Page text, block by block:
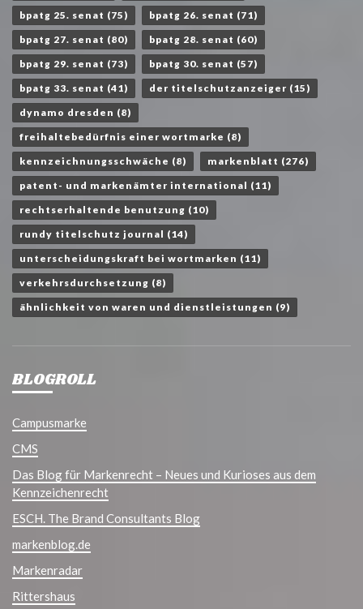
bpatg 25. senat (75) bpatg 26. senat (71)
bpatg 27. senat (80) bpatg 28. senat (60)
bpatg 29. senat (73) bpatg 30. senat (57)
bpatg 33. senat (41) der titelschutzanzeiger (15)
dynamo dresden (8)
freihaltebedürfnis einer wortmarke (8)
kennzeichnungsschwäche (8) markenblatt (276)
patent- und markenämter international (11)
rechtserhaltende benutzung (10)
rundy titelschutz journal (14)
unterscheidungskraft bei wortmarken (11)
verkehrsdurchsetzung (8)
ähnlichkeit von waren und dienstleistungen (9)
BLOGROLL
Campusmarke
CMS
Das Blog für Markenrecht – Neues und Kurioses aus dem
Kennzeichenrecht
ESCH. The Brand Consultants Blog
markenblog.de
Markenradar
Rittershaus